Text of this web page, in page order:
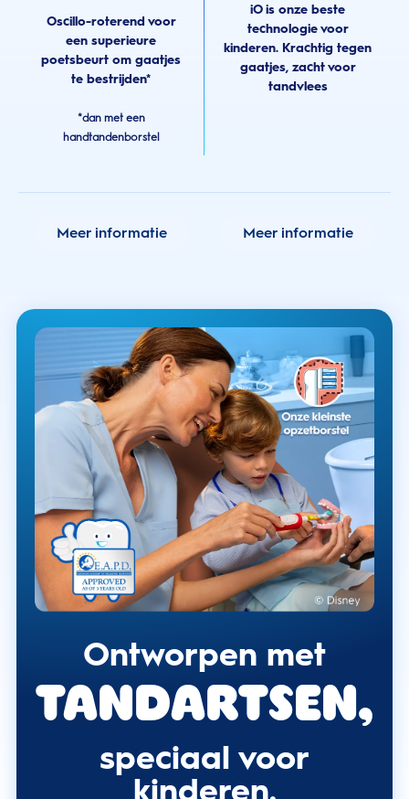
Oscillo-roterend voor
een superieure
poetsbeurt om gaatjes
te bestrijden*
*dan met een
handtandenborstel
iO is onze beste
technologie voor
kinderen. Krachtig tegen
gaatjes, zacht voor
tandvlees
Meer informatie Meer informatie
Ontworpen met
tandartsen,
speciaal voor
kinderen.